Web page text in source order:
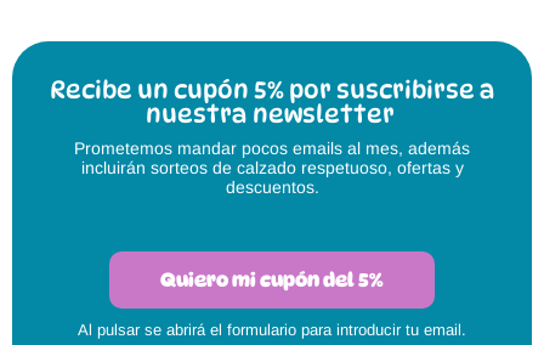
Recibe un cupón 5% por suscribirse a
nuestra newsletter
Prometemos mandar pocos emails al mes, además
incluirán sorteos de calzado respetuoso, ofertas y
descuentos.
Quiero mi cupón del 5%
Al pulsar se abrirá el formulario para introducir tu email.